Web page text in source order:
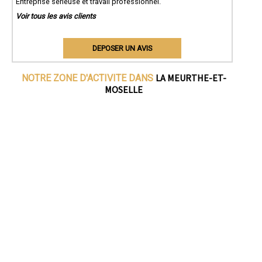
Voir tous les avis clients
DEPOSER UN AVIS
NOTRE ZONE D'ACTIVITE DANS LA MEURTHE-ET-
MOSELLE